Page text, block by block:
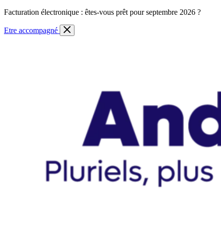
Skip
content
Facturation électronique : êtes-vous prêt pour septembre 2026 ?
Etre accompagné